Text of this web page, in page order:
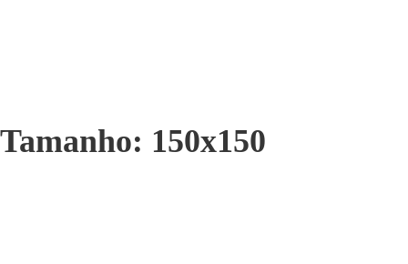
Tamanho: 150x150